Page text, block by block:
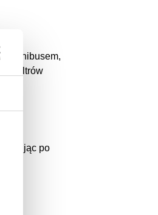
minibusem,
filtrów
po